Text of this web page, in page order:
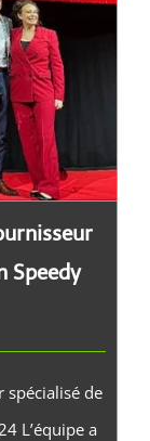
Speedy
de
L’équipe a